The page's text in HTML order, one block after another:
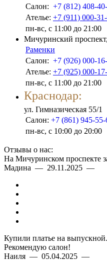
Салон: +7 (812) 408-
Ателье: +7 (911) 000-
пн-вс, с 11:00 до 21:00
Мичуринский
Раменки
Салон: +7 (926) 000-
Ателье: +7 (925) 000-
пн-вс, с 11:00 до 21:00
Краснодар:
ул. Гимназическая 55/1
Салон: +7 (861) 945-55-
пн-вс, с 10:00 до 20:00
Отзывы о нас:
На Мичуринском проспекте
Мадина — 29.11.2025 —
Купили платье на
Рекомендую салон!
Наиля — 05.04.2025 —